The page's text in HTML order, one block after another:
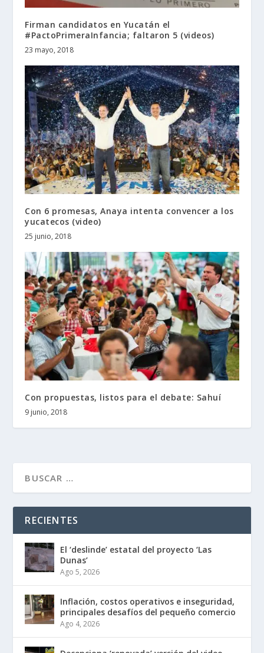
Firman candidatos en Yucatán el
#PactoPrimeraInfancia; faltaron 5 (videos)
23 mayo, 2018
Con 6 promesas, Anaya intenta convencer a los
yucatecos (video)
25 junio, 2018
Con propuestas, listos para el debate: Sahuí
9 junio, 2018
RECIENTES
El ‘deslinde’ estatal del proyecto ‘Las
Dunas’
Ago 5, 2026
Inflación, costos operativos e inseguridad,
principales desafíos del pequeño comercio
Ago 4, 2026